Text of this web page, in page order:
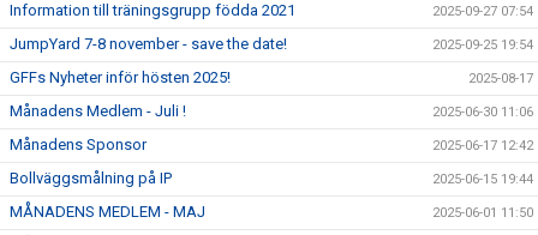
Information till träningsgrupp födda 2021 2025-09-27 07:54
JumpYard 7-8 november - save the date! 2025-09-25 19:54
GFFs Nyheter inför hösten 2025! 2025-08-17
Månadens Medlem - Juli ! 2025-06-30 11:06
Månadens Sponsor 2025-06-17 12:42
Bollväggsmålning på IP 2025-06-15 19:44
MÅNADENS MEDLEM - MAJ 2025-06-01 11:50